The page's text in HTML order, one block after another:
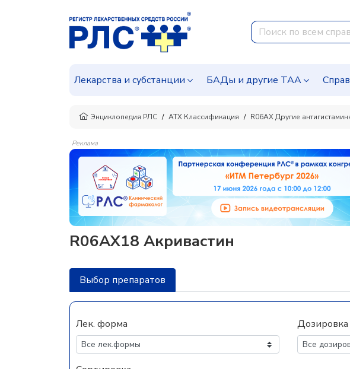
Лекарства и субстанции БАДы и другие ТАА
Энциклопедия РЛС АТХ Классификация R06AX Другие
Реклама
R06AX18 Акривастин
Выбор препаратов
Лек. форма Дозировка